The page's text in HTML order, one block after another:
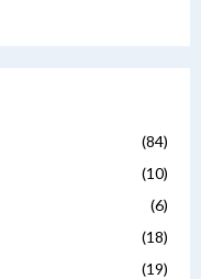
(84)
(10)
(6)
(18)
(19)